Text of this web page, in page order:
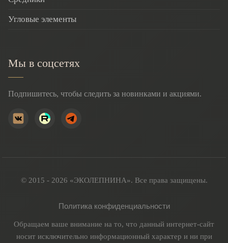
Угловые элементы
Мы в соцсетях
Подпишитесь, чтобы следить за новинками и акциями.
© 2015 - 2026 «ЭКОЛЕПНИНА». Все права защищены.
Политика конфиденциальности
Обращаем ваше внимание на то, что данный интернет-сайт
носит исключительно информационный характер и ни при